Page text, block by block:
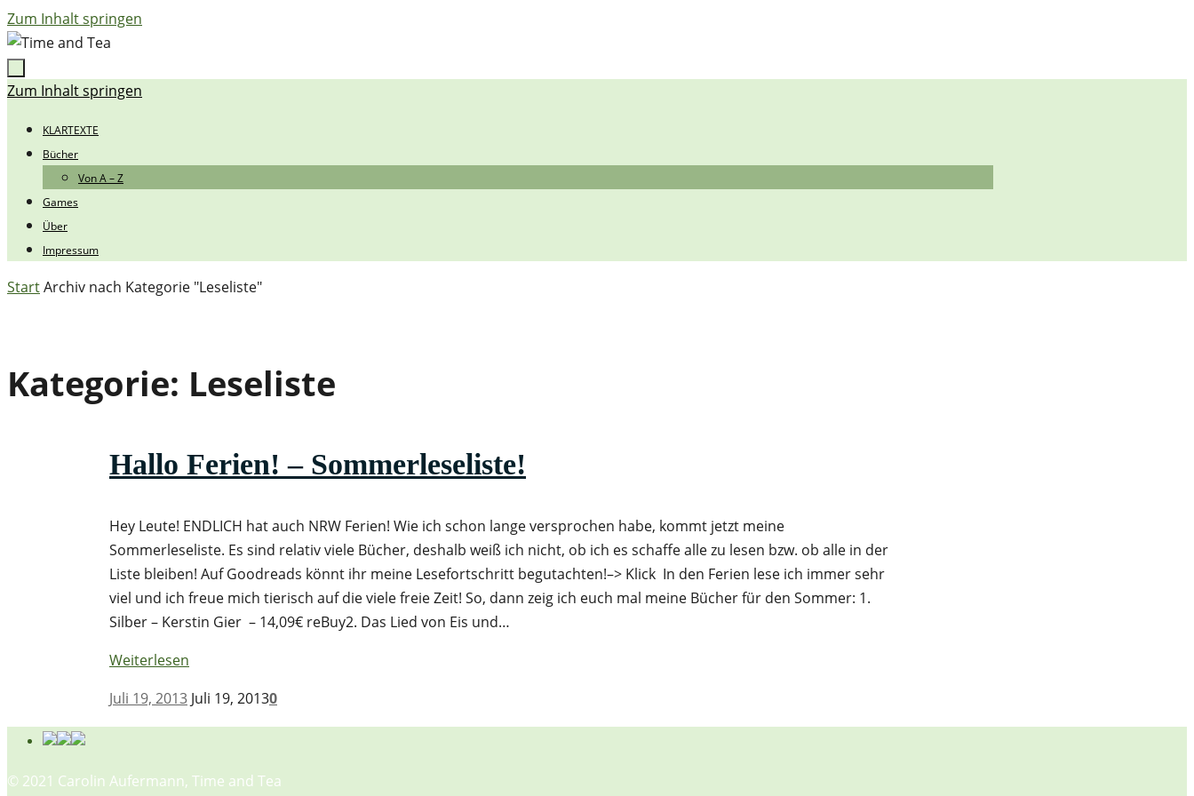
Zum Inhalt springen
Zum Inhalt springen
KLARTEXTE
Bücher
Von A – Z
Games
Über
Impressum
StartArchiv nach Kategorie "Leseliste"
Kategorie: Leseliste
Hallo Ferien! – Sommerleseliste!
Hey Leute! ENDLICH hat auch NRW Ferien! Wie ich schon lange versprochen habe, kommt jetzt meine
Sommerleseliste. Es sind relativ viele Bücher, deshalb weiß ich nicht, ob ich es schaffe alle zu lesen bzw. ob alle in der
Liste bleiben! Auf Goodreads könnt ihr meine Lesefortschritt begutachten!–> Klick In den Ferien lese ich immer sehr
viel und ich freue mich tierisch auf die viele freie Zeit! So, dann zeig ich euch mal meine Bücher für den Sommer: 1.
Silber – Kerstin Gier – 14,09€ reBuy2. Das Lied von Eis und…
Weiterlesen
Juli 19, 2013 Juli 19, 20130
© 2021 Carolin Aufermann, Time and Tea